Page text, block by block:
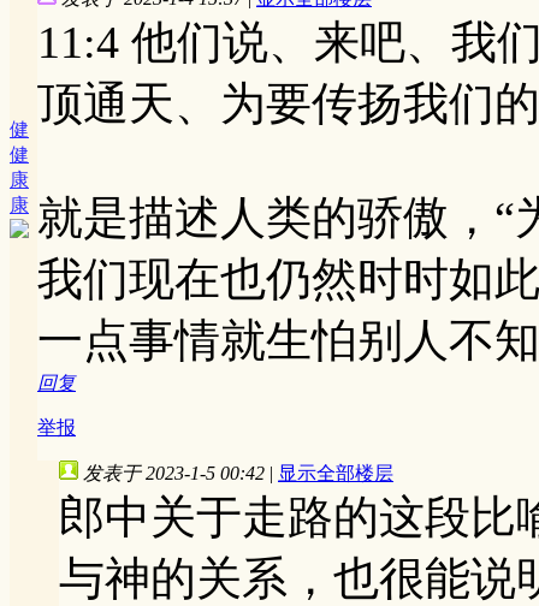
健
健
康
康
11:4 他们说、来吧、我
顶通天、为要传扬我们
就是描述人类的骄傲，“
我们现在也仍然时时如
一点事情就生怕别人不
回复
举报
发表于 2023-1-5 00:42 | 显示全部楼层
郎中关于走路的这段比
与神的关系，也很能说